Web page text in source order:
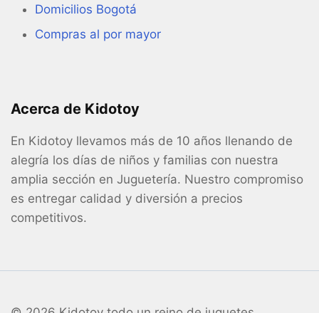
Domicilios Bogotá
Compras al por mayor
Acerca de Kidotoy
En Kidotoy llevamos más de 10 años llenando de
alegría los días de niños y familias con nuestra
amplia sección en Juguetería. Nuestro compromiso
es entregar calidad y diversión a precios
competitivos.